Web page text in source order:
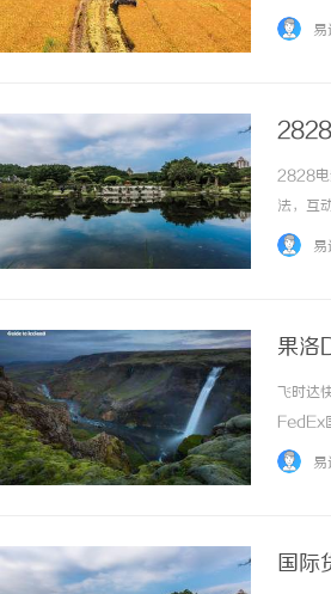
易
2828电
法，互
易
果洛
飞时达
FedEx
务。果
易
国际
合肥刑事律师：保护您的合法权益，
法律困境